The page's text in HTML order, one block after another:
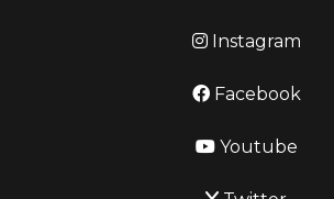
Instagram
Facebook
Youtube